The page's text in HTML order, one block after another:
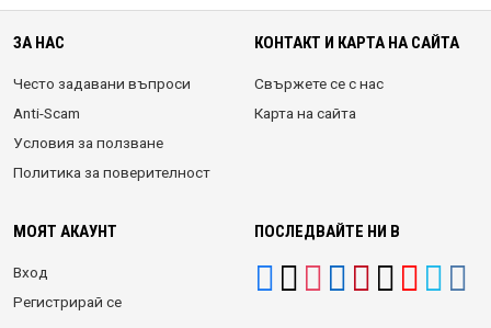
ЗА НАС
Често задавани въпроси
Anti-Scam
Условия за ползване
Политика за поверителност
КОНТАКТ И КАРТА НА САЙТА
Свържете се с нас
Карта на сайта
МОЯТ АКАУНТ
Вход
Регистрирай се
ПОСЛЕДВАЙТЕ НИ В